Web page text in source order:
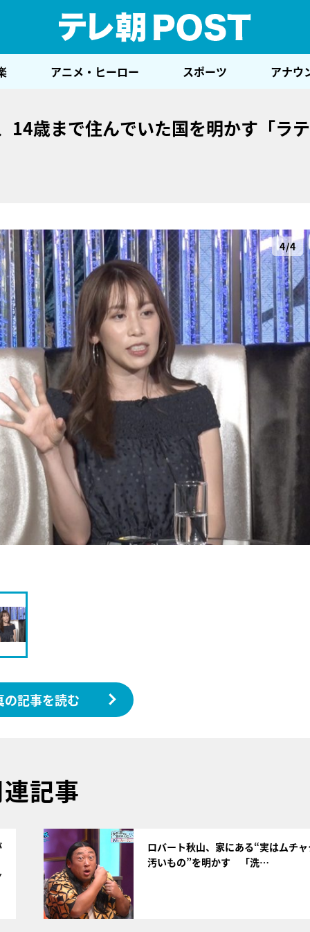
アニメ・ヒーロー スポーツ アナウ
14歳まで住んでいた国を明かす「ラ
4/4
の記事を読む
記事
ロバート秋山、家にある“実はムチャ
汚いもの”を明かす 「洗…
『アイ＝ラブ！げーみん
E齋藤樹愛羅＆佐々木舞
ビュー